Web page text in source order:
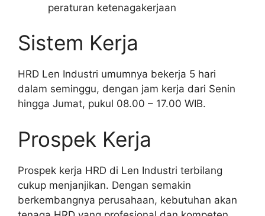
peraturan ketenagakerjaan
Sistem Kerja
HRD Len Industri umumnya bekerja 5 hari
dalam seminggu, dengan jam kerja dari Senin
hingga Jumat, pukul 08.00 – 17.00 WIB.
Prospek Kerja
Prospek kerja HRD di Len Industri terbilang
cukup menjanjikan. Dengan semakin
berkembangnya perusahaan, kebutuhan akan